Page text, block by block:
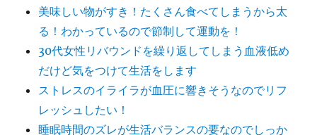
美味しい物がすき！たくさん食べてしまうから太
る！わかっているので節制して運動を！
30代女性リバウンドを繰り返してしまう血液低め
だけど気をつけて生活をします
ストレスのイライラが血圧に響きそうなのでリフ
レッシュしたい！
睡眠時間のズレが生活バランスの要なのでしっか